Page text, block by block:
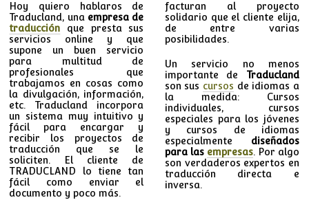
Hoy quiero hablaros de
Traducland, una empresa de
traducción que presta sus
servicios online y que
supone un buen servicio
para multitud de
profesionales que
trabajamos en cosas como
la divulgación, información,
etc. Traducland incorpora
un sistema muy intuitivo y
fácil para encargar y
recibir los proyectos de
traducción que se le
soliciten. El cliente de
TRADUCLAND lo tiene tan
fácil como enviar el
documento y poco más.
facturan al proyecto
solidario que el cliente elija,
de entre varias
posibilidades.
Un servicio no menos
importante de Traducland
son sus cursos de idiomas a
la medida: Cursos
individuales, cursos
especiales para los jóvenes
y cursos de idiomas
especialmente diseñados
para las empresas. Por algo
son verdaderos expertos en
traducción directa e
inversa.